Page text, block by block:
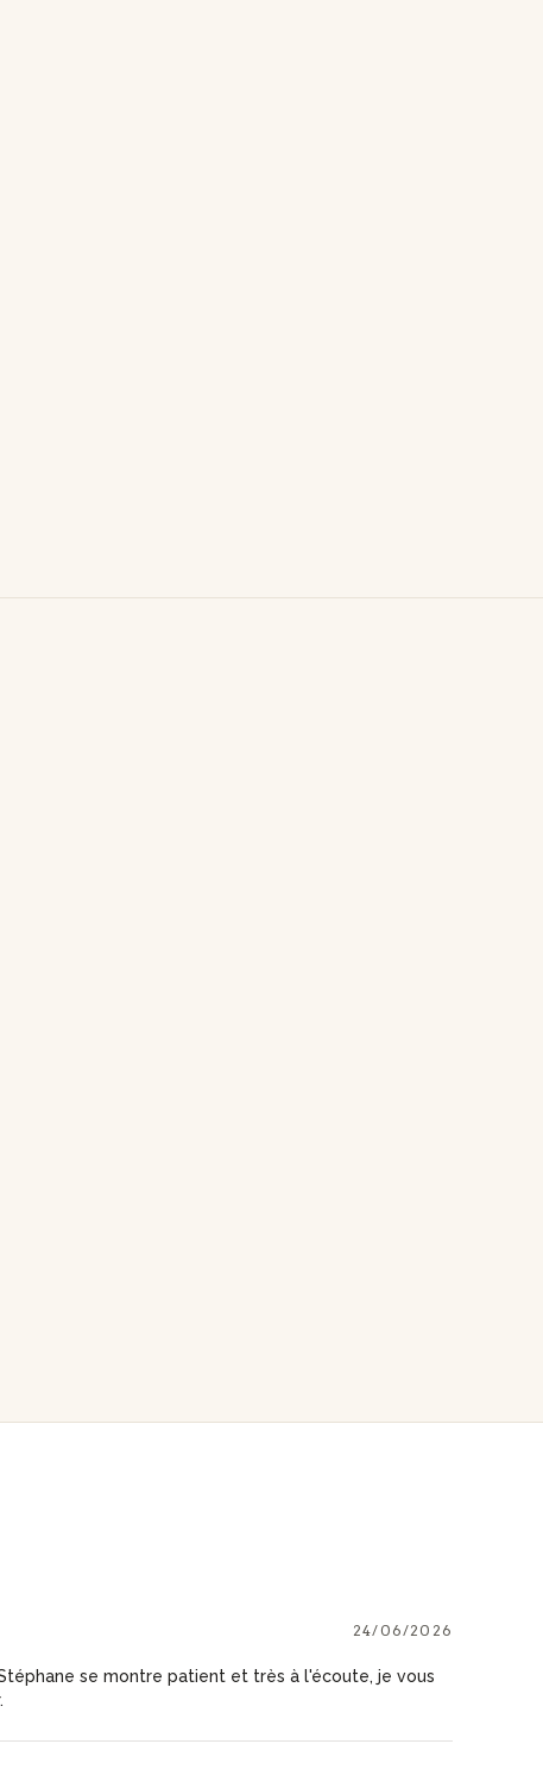
24/06/2026
se montre patient et très à l'écoute, je vous